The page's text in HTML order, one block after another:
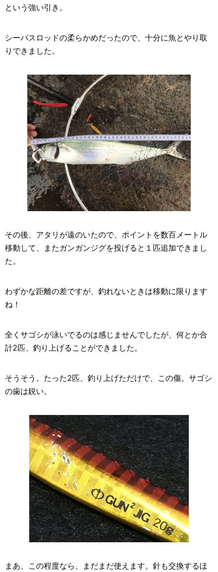
という強い引き。
シーバスロッドの柔らかめだったので、十分に魚とやり取
りできました。
その後、アタリが遠のいたので、ポイントを数百メートル
移動して、またガンガンジグを投げると１匹追加できまし
た。
わずかな距離の差ですが、釣れないときは移動に限ります
ね！
全くサゴシが泳いでるのは感じませんでしたが、何とか合
計2匹、釣り上げることができました。
そうそう。たった2匹、釣り上げただけで、この傷。サゴシ
の歯は鋭い。
まあ、この程度なら、まだまだ使えます。針も交換するほ